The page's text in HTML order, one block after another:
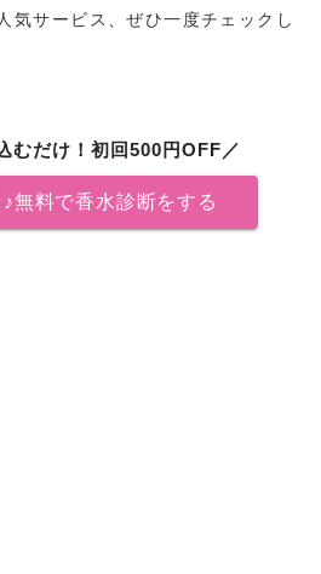
気サービス、ぜひ一度チェックし
むだけ！初回500円OFF／
無料で香水診断をする